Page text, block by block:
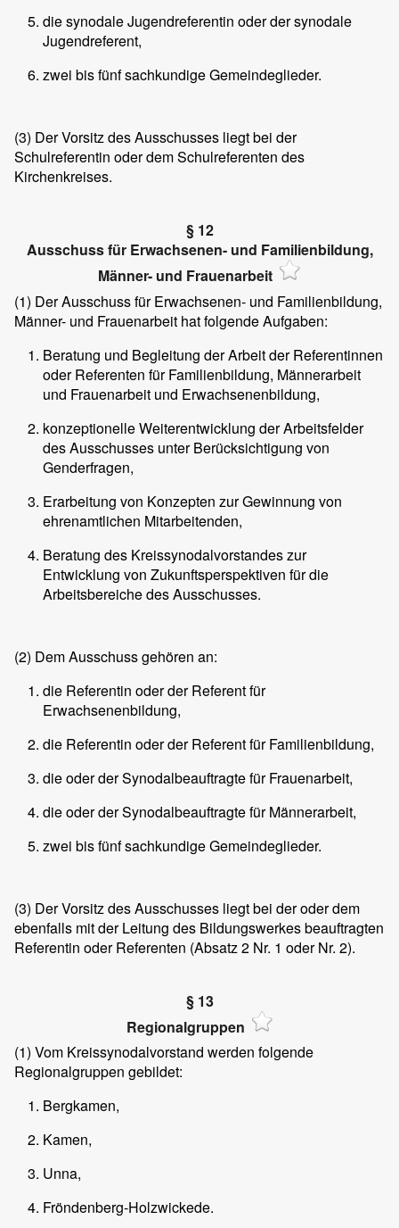
die synodale Jugendreferentin oder der synodale
Jugendreferent,
zwei bis fünf sachkundige Gemeindeglieder.
(3) Der Vorsitz des Ausschusses liegt bei der
Schulreferentin oder dem Schulreferenten des
Kirchenkreises.
§ 12
Ausschuss für Erwachsenen- und Familienbildung,
Männer- und Frauenarbeit
(1) Der Ausschuss für Erwachsenen- und Familienbildung,
Männer- und Frauenarbeit hat folgende Aufgaben:
Beratung und Begleitung der Arbeit der Referentinnen
oder Referenten für Familienbildung, Männerarbeit
und Frauenarbeit und Erwachsenenbildung,
konzeptionelle Weiterentwicklung der Arbeitsfelder
des Ausschusses unter Berücksichtigung von
Genderfragen,
Erarbeitung von Konzepten zur Gewinnung von
ehrenamtlichen Mitarbeitenden,
Beratung des Kreissynodalvorstandes zur
Entwicklung von Zukunftsperspektiven für die
Arbeitsbereiche des Ausschusses.
(2) Dem Ausschuss gehören an:
die Referentin oder der Referent für
Erwachsenenbildung,
die Referentin oder der Referent für Familienbildung,
die oder der Synodalbeauftragte für Frauenarbeit,
die oder der Synodalbeauftragte für Männerarbeit,
zwei bis fünf sachkundige Gemeindeglieder.
(3) Der Vorsitz des Ausschusses liegt bei der oder dem
ebenfalls mit der Leitung des Bildungswerkes beauftragten
Referentin oder Referenten (Absatz 2 Nr. 1 oder Nr. 2).
§ 13
Regionalgruppen
(1) Vom Kreissynodalvorstand werden folgende
Regionalgruppen gebildet:
Bergkamen,
Kamen,
Unna,
Fröndenberg-Holzwickede.